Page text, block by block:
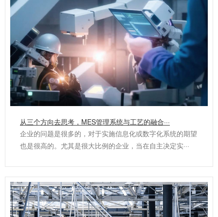
从三个方向去思考，MES管理系统与工艺的融合···
企业的问题是很多的，对于实施信息化或数字化系统的期望
也是很高的。尤其是很大比例的企业，当在自主决定实···